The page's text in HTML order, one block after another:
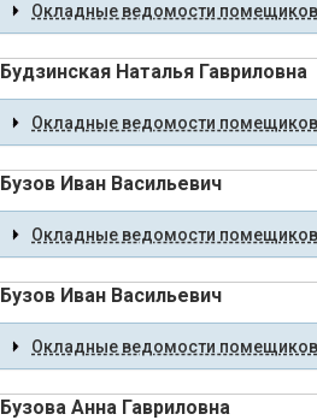
Окладные ведомости помещиков
Будзинская Наталья Гавриловна
Окладные ведомости помещиков
Бузов Иван Васильевич
Окладные ведомости помещиков
Бузов Иван Васильевич
Окладные ведомости помещиков
Бузова Анна Гавриловна